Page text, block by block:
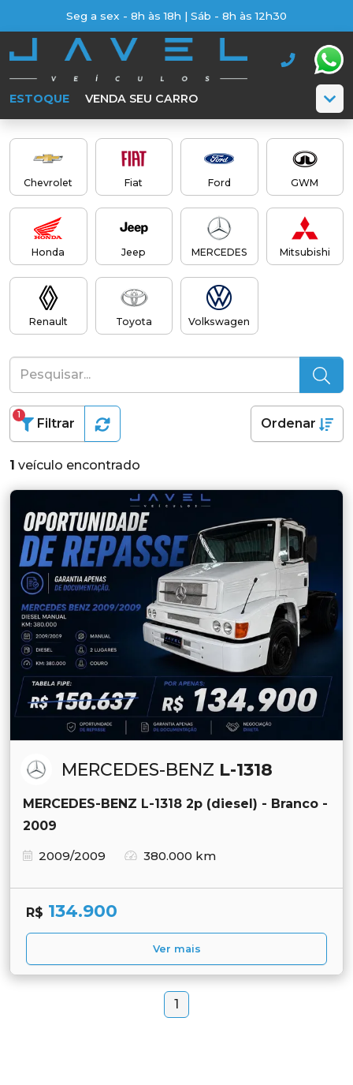
Seg a sex - 8h às 18h | Sáb - 8h às 12h30
ESTOQUE VENDA SEU CARRO
Chevrolet Fiat Ford GWM
Honda Jeep MERCEDES Mitsubishi
Renault Toyota Volkswagen
Filtrar
1
Ordenar
1 veículo encontrado
MERCEDES-BENZ L-1318
MERCEDES-BENZ L-1318 2p (diesel) - Branco -
2009
2009/2009
380.000 km
R$ 134.900
Ver mais
1